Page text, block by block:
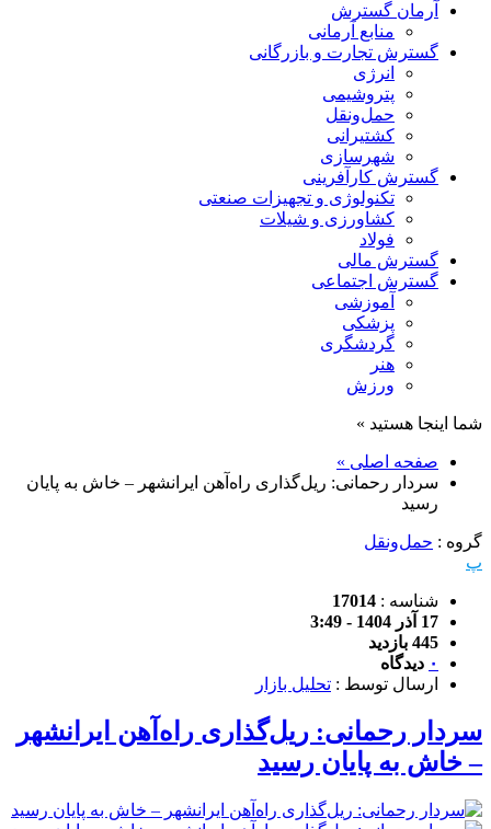
آرمان گسترش
منابع آرمانی
گسترش تجارت و بازرگانی
انرژی
پتروشیمی
حمل‌و‌نقل
کشتیرانی
شهرسازی
گسترش کارآفرینی
تکنولوژی و تجهیزات صنعتی
کشاورزی و شیلات
فولاد
گسترش مالی
گسترش اجتماعی
آموزشی
پزشکی
گردشگری
هنر
ورزش
شما اینجا هستید »
صفحه اصلی »
سردار رحمانی: ریل‌گذاری راه‌آهن ایرانشهر – خاش به پایان
رسید
گروه : حمل‌و‌نقل
پ
شناسه : 17014
17 آذر 1404 - 3:49
445 بازدید
۰ دیدگاه
ارسال توسط : تحلیل بازار
سردار رحمانی: ریل‌گذاری راه‌آهن ایرانشهر
– خاش به پایان رسید